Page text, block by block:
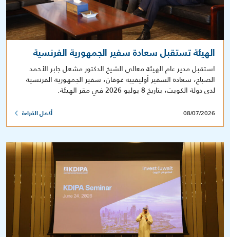
الهيئة تستقبل سعادة سفير الجمهورية الفرنسية
استقبل مدير عام الهيئة معالي الشيخ الدكتور مشعل جابر الأحمد
الصباح، سعادة السفير أوليفييه غوفان، سفير الجمهورية الفرنسية
لدى دولة الكويت، بتاريخ 8 يوليو 2026 في مقر الهيئة.
08/07/2026 أكمل القراءة